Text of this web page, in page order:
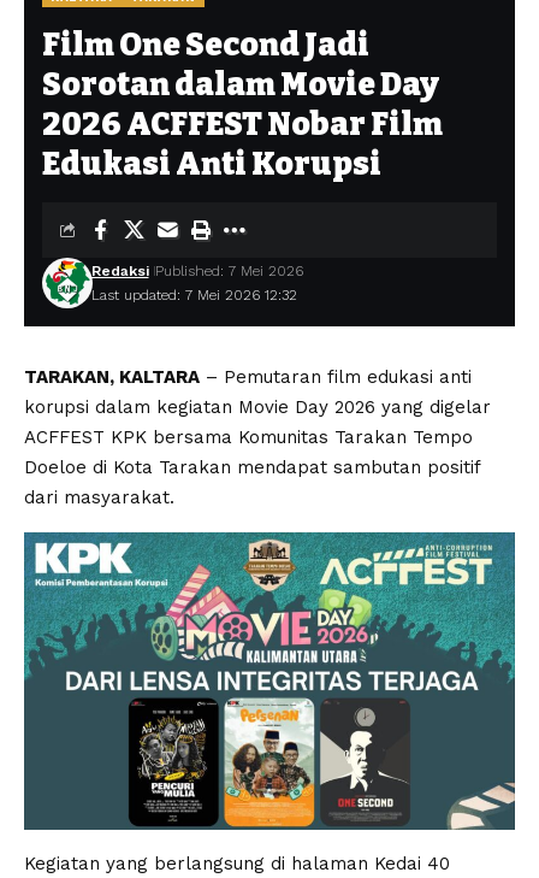
Film One Second Jadi
Sorotan dalam Movie Day
2026 ACFFEST Nobar Film
Edukasi Anti Korupsi
Last updated: 7 Mei 2026 12:32
Redaksi Published: 7 Mei 2026
TARAKAN, KALTARA – Pemutaran film edukasi anti
korupsi dalam kegiatan Movie Day 2026 yang digelar
ACFFEST KPK bersama Komunitas Tarakan Tempo
Doeloe di Kota Tarakan mendapat sambutan positif
dari masyarakat.
Kegiatan yang berlangsung di halaman Kedai 40